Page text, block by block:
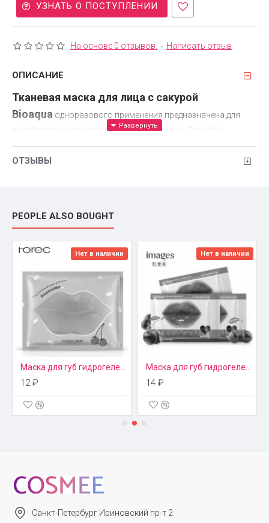
На основе 0 отзывов. - Написать отзыв
УЗНАТЬ О ПОСТУПЛЕНИИ
ОПИСАНИЕ
Тканевая маска для лица с сакурой
Bioaqua одноразового применения предназначена для
интенсивного ухода за кожей любого типа. Подходит
обладательницам чувствительной кожи, склонной к
Состав
Вода.
Глицерин.
Экстракт цветов восточной сакуры и ромашки.
Пропилен гликоль.
Гиалуронат натрия.
Анисовая кислота.
Бензилбензоат.
Дикалия глицирризат.
Метилпарабен.
Гидрогенизированное касторовое масло.
Гидроксид калия.
Эффект
создает эффект омоложения. Легкое прикосновение рук
Кожа будет выглядеть красивой, отдохнувшей, защищенной
ОТЗЫВЫ
PEOPLE ALSO BOUGHT
Нет в наличии
12 ₽
Нет в наличии
14 ₽
Санкт-Петербург Ириновский пр-т 2